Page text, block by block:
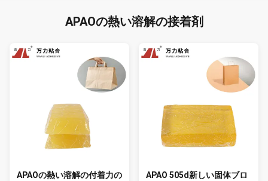
APAOの熱い溶解の接着剤
APAOの熱い溶解の付着力の
APAO 505d新しい固体ブロ